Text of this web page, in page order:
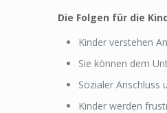
Die Folgen für die
Kinder verstehen
Sie können dem
Sozialer Anschluss
Kinder werden